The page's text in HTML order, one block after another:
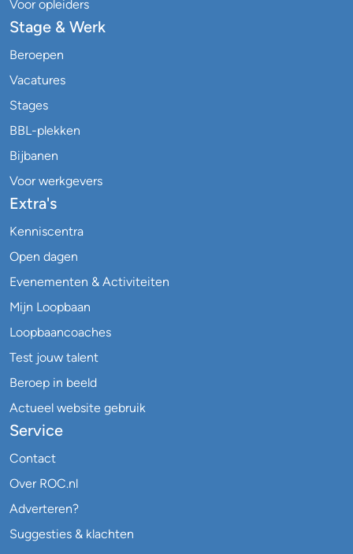
Voor opleiders
Stage & Werk
Beroepen
Vacatures
Stages
BBL-plekken
Bijbanen
Voor werkgevers
Extra's
Kenniscentra
Open dagen
Evenementen & Activiteiten
Mijn Loopbaan
Loopbaancoaches
Test jouw talent
Beroep in beeld
Actueel website gebruik
Service
Contact
Over ROC.nl
Adverteren?
Suggesties & klachten